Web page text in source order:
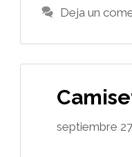
Deja un
septiembre